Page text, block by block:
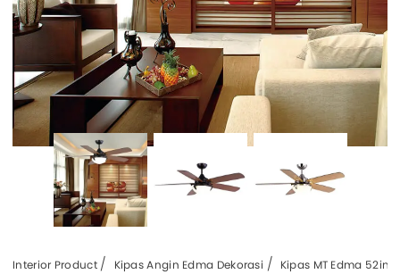
Interior Product Kipas Angin Edma Dekorasi Kipas MT Edma 52in